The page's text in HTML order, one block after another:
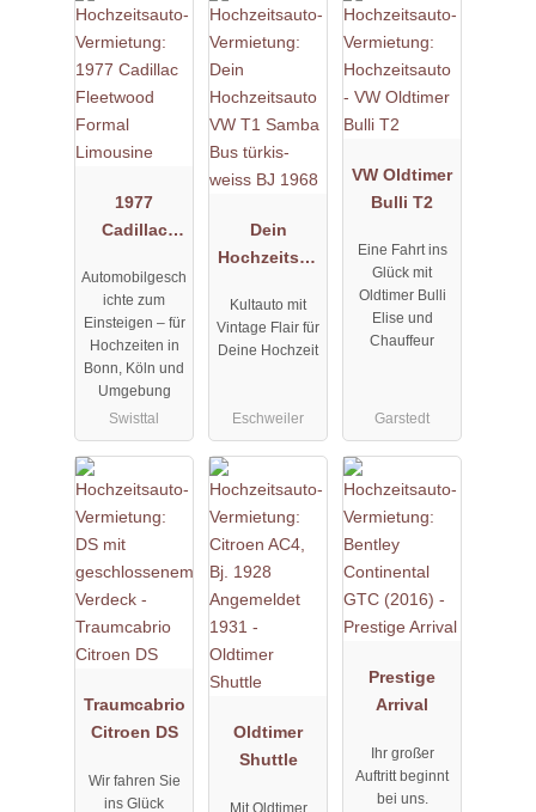
1977
Cadillac
Formal
Automobilgesch
ichte zum
Einsteigen – für
Hochzeiten in
Bonn, Köln und
Umgebung
Swisttal
Dein
Hochzeitsau
Samba Bus
türkis-weiss
Kultauto mit
Vintage Flair für
Deine Hochzeit
Eschweiler
VW Oldtimer
Bulli T2
Eine Fahrt ins
Glück mit
Oldtimer Bulli
Elise und
Chauffeur
Garstedt
Traumcabrio
Citroen DS
Wir fahren Sie
ins Glück
Oldtimer
Shuttle
Mit Oldtimer
Prestige
Arrival
Ihr großer
Auftritt beginnt
bei uns.